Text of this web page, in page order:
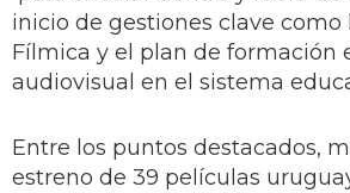
inicio de gestiones clave como
Fílmica y el plan de formación
audiovisual en el sistema
Entre los puntos destacados,
estreno de 39 películas